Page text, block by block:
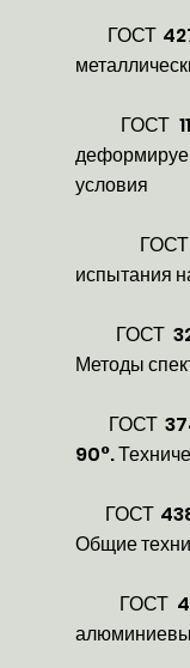
ГОСТ
ГОСТ
условия
ГОСТ
испытания
ГОСТ
Методы
ГОСТ
90°.
ГОСТ
Общие
ГОСТ